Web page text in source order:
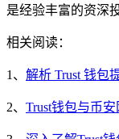
是经验丰富的资深
相关阅读：
1、 解析 Trust 钱包
2、 Trust钱包与币